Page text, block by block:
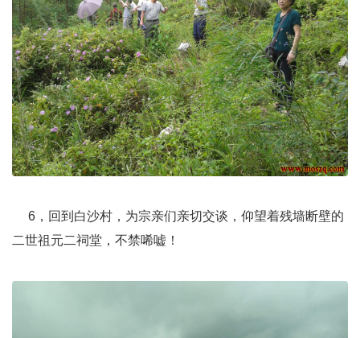
6，回到白沙村，为宗亲们亲切交谈，仰望着残墙断壁的
二世祖元二祠堂，不禁唏嘘！